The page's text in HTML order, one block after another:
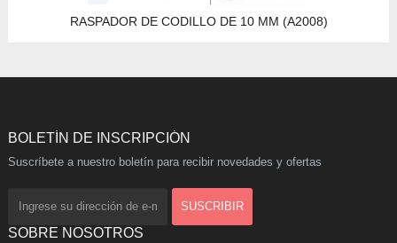
RASPADOR DE CODILLO DE 10 MM (A2008)
BOLETÍN DE INSCRIPCIÓN
Suscríbete a nuestro boletín para recibir novedades y ofertas
SOBRE NOSOTROS